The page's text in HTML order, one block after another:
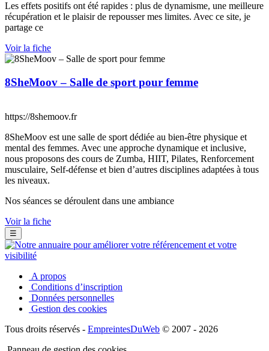
Les effets positifs ont été rapides : plus de dynamisme, une meilleure
récupération et le plaisir de repousser mes limites. Avec ce site, je
partage ce
Voir la fiche
8SheMoov – Salle de sport pour femme
https://8shemoov.fr
8SheMoov est une salle de sport dédiée au bien-être physique et
mental des femmes. Avec une approche dynamique et inclusive,
nous proposons des cours de Zumba, HIIT, Pilates, Renforcement
musculaire, Self-défense et bien d’autres disciplines adaptées à tous
les niveaux.
Nos séances se déroulent dans une ambiance
Voir la fiche
☰
A propos
Conditions d’inscription
Données personnelles
Gestion des cookies
Tous droits réservés - EmpreintesDuWeb © 2007 - 2026